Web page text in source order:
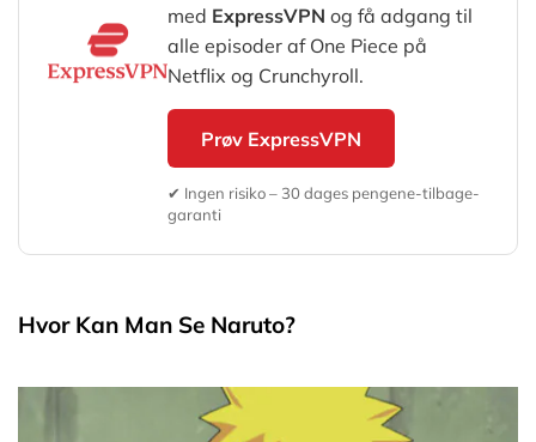
med ExpressVPN og få adgang til
alle episoder af One Piece på
Netflix og Crunchyroll.
Prøv ExpressVPN
✔ Ingen risiko – 30 dages pengene-tilbage-
garanti
Hvor Kan Man Se Naruto?